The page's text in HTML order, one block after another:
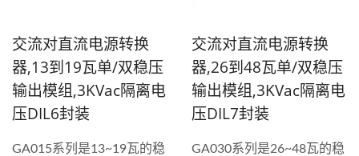
交流对直流电源转换
器,13到19瓦单/双稳压
输出模组,3KVac隔离电
压DIL6封装
GA015系列是13~19瓦的稳
交流对直流电源转换
器,26到48瓦单/双稳压
输出模组,3KVac隔离电
压DIL7封装
GA030系列是26~48瓦的稳